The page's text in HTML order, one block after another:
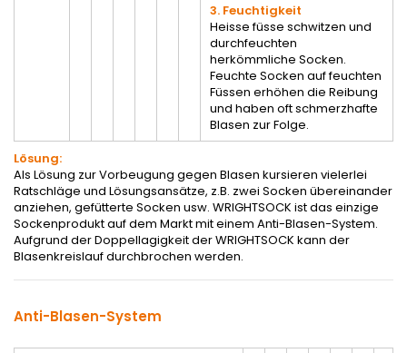
3. Feuchtigkeit
Heisse füsse schwitzen und
durchfeuchten
herkömmliche Socken.
Feuchte Socken auf feuchten
Füssen erhöhen die Reibung
und haben oft schmerzhafte
Blasen zur Folge.
Lösung:
Als Lösung zur Vorbeugung gegen Blasen kursieren vielerlei
Ratschläge und Lösungsansätze, z.B. zwei Socken übereinander
anziehen, gefütterte Socken usw. WRIGHTSOCK ist das einzige
Sockenprodukt auf dem Markt mit einem Anti-Blasen-System.
Aufgrund der Doppellagigkeit der WRIGHTSOCK kann der
Blasenkreislauf durchbrochen werden.
Anti-Blasen-System